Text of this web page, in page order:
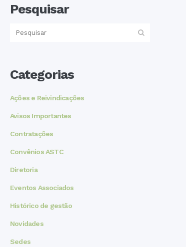
Pesquisar
Categorias
Ações e Reivindicações
Avisos Importantes
Contratações
Convênios ASTC
Diretoria
Eventos Associados
Histórico de gestão
Novidades
Sedes